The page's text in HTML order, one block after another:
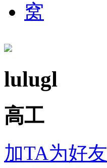
窝
lulugl
高工
加TA为好友